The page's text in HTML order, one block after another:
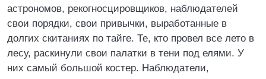
астрономов, рекогносцировщиков, наблюдателей
свои порядки, свои привычки, выработанные в
долгих скитаниях по тайге. Те, кто провел все лето в
лесу, раскинули свои палатки в тени под елями. У
них самый большой костер. Наблюдатели,